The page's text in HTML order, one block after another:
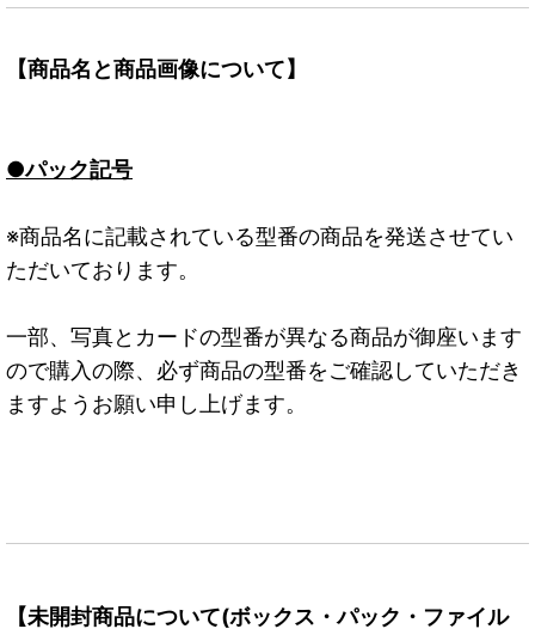
【商品名と商品画像について】
●パック記号
※商品名に記載されている型番の商品を発送させてい
ただいております。
一部、写真とカードの型番が異なる商品が御座います
ので購入の際、必ず商品の型番をご確認していただき
ますようお願い申し上げます。
【未開封商品について(ボックス・パック・ファイル